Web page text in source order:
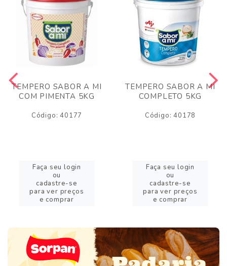
TEMPERO SABOR A MI
COM PIMENTA 5KG
Código: 40177
Faça seu login
ou
cadastre-se
para ver preços
e comprar
TEMPERO SABOR A MI
COMPLETO 5KG
Código: 40178
Faça seu login
ou
cadastre-se
para ver preços
e comprar